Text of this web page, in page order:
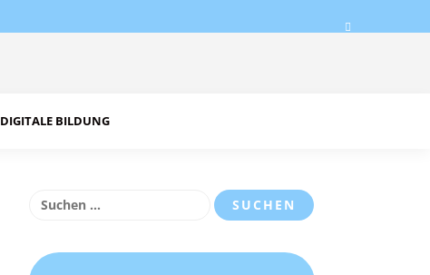
DIGITALE BILDUNG
Suchen